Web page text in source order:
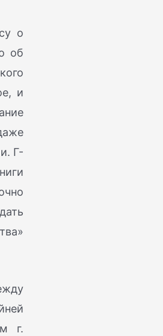
о
об
и
Г-
г.